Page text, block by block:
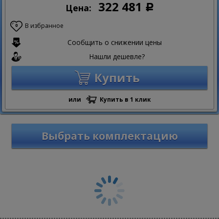
Цена: 322 481 Р
0 В избранное
Сообщить о снижении цены
Нашли дешевле?
Купить
или Купить в 1 клик
Выбрать комплектацию